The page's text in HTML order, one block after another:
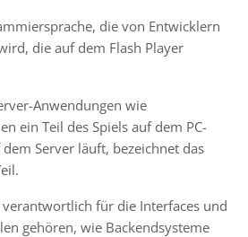
die von Entwicklern
die auf dem Flash Player
-Anwendungen wie
ein Teil des Spiels auf dem PC-
Server läuft, bezeichnet das
verantwortlich für die Interfaces und
gehören, wie Backendsysteme